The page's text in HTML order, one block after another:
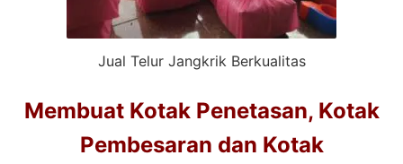
Jual Telur Jangkrik Berkualitas
Membuat Kotak Penetasan, Kotak
Pembesaran dan Kotak